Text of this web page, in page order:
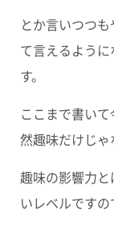
とか言いつつ
て言えるよう
す。
ここまで書い
然趣味だけじゃ
趣味の影響力
いレベルです